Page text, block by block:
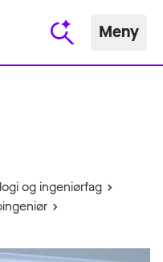
Meny
og ingeniørfag